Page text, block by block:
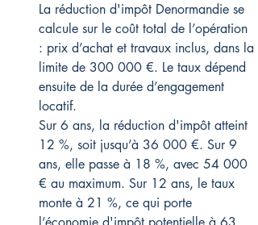
La réduction d'impôt Denormandie se
calcule sur le coût total de l’opération
: prix d’achat et travaux inclus, dans la
limite de 300 000 €. Le taux dépend
ensuite de la durée d’engagement
locatif.
Sur 6 ans, la réduction d'impôt atteint
12 %, soit jusqu’à 36 000 €. Sur 9
ans, elle passe à 18 %, avec 54 000
€ au maximum. Sur 12 ans, le taux
monte à 21 %, ce qui porte